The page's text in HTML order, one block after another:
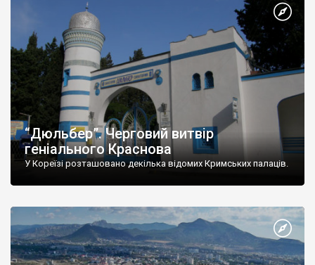
“Дюльбер”. Черговий витвір
геніального Краснова
У Кореїзі розташовано декілька відомих Кримських палаців.